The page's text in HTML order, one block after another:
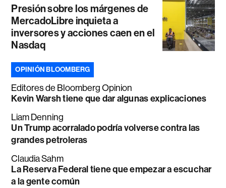
Presión sobre los márgenes de
MercadoLibre inquieta a
inversores y acciones caen en el
Nasdaq
OPINIÓN BLOOMBERG
Editores de Bloomberg Opinion
Kevin Warsh tiene que dar algunas explicaciones
Liam Denning
Un Trump acorralado podría volverse contra las
grandes petroleras
Claudia Sahm
La Reserva Federal tiene que empezar a escuchar
a la gente común